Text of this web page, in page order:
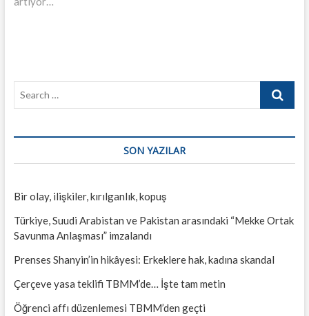
Search
SON YAZILAR
Bir olay, ilişkiler, kırılganlık, kopuş
Türkiye, Suudi Arabistan ve Pakistan arasındaki “Mekke Ortak
Savunma Anlaşması” imzalandı
Prenses Shanyin’in hikâyesi: Erkeklere hak, kadına skandal
Çerçeve yasa teklifi TBMM’de… İşte tam metin
Öğrenci affı düzenlemesi TBMM’den geçti